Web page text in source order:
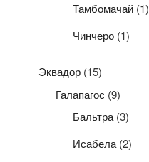
Тамбомачай (1)
Чинчеро (1)
Эквадор (15)
Галапагос (9)
Бальтра(3)
Исабела(2)